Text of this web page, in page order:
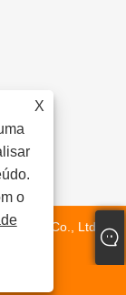
X
o
Co., Ltd.